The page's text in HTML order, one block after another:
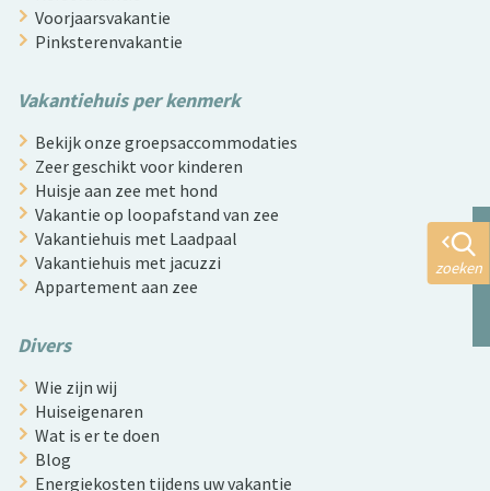
Voorjaarsvakantie
Pinksterenvakantie
Vakantiehuis per kenmerk
Bekijk onze groepsaccommodaties
Zeer geschikt voor kinderen
Huisje aan zee met hond
Vakantie op loopafstand van zee
Vakantiehuis met Laadpaal
Vakantiehuis met jacuzzi
Appartement aan zee
Divers
Wie zijn wij
Huiseigenaren
Wat is er te doen
Blog
Energiekosten tijdens uw vakantie
zoeken